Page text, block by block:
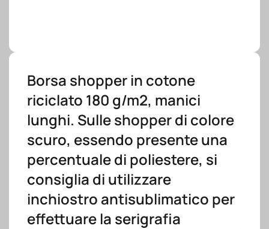
Borsa shopper in cotone
riciclato 180 g/m2, manici
lunghi. Sulle shopper di colore
scuro, essendo presente una
percentuale di poliestere, si
consiglia di utilizzare
inchiostro antisublimatico per
effettuare la serigrafia